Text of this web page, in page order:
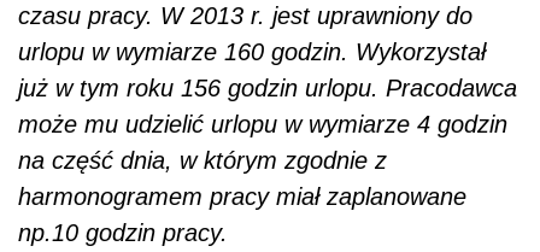
czasu pracy. W 2013 r. jest uprawniony do
urlopu w wymiarze 160 godzin. Wykorzystał
już w tym roku 156 godzin urlopu. Pracodawca
może mu udzielić urlopu w wymiarze 4 godzin
na część dnia, w którym zgodnie z
harmonogramem pracy miał zaplanowane
np.10 godzin pracy.